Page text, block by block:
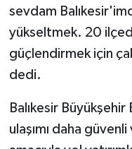
sevdam
yükseltmek. 20
güçlendirmek için
dedi.
Balıkesir
ulaşımı daha
Jandarma
Kadın